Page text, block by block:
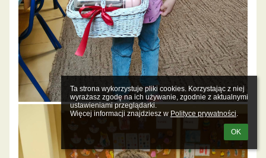
Ta strona wykorzystuje pliki cookies. Korzystając z niej
wyrażasz zgodę na ich używanie, zgodnie z aktualnymi
ustawieniami przeglądarki.
Więcej informacji znajdziesz w Polityce prywatności.
OK